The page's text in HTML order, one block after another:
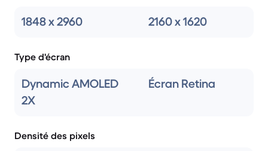
1848 x 2960 2160 x 1620
Type d'écran
Dynamic AMOLED
2X
Écran Retina
Densité des pixels